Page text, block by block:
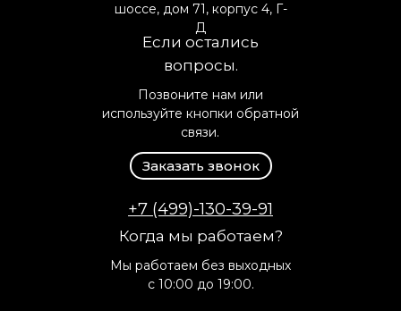
Когда мы работаем?
Если остались
вопросы.
шоссе, дом 71, корпус 4, Г-
Д
Мы работаем без выходных
с 10:00 до 19:00.
Позвоните нам или
используйте кнопки обратной
связи.
+7 (499)-130-39-91
Заказать звонок